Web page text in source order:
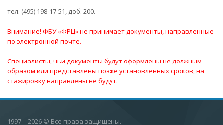
тел. (495) 198-17-51, доб. 200.
Внимание! ФБУ «ФРЦ» не принимает документы, направленные
по электронной почте.
Специалисты, чьи документы будут оформлены не должным
образом или представлены позже установленных сроков, на
стажировку направлены не будут.
1997—2026 © Все права защищены.